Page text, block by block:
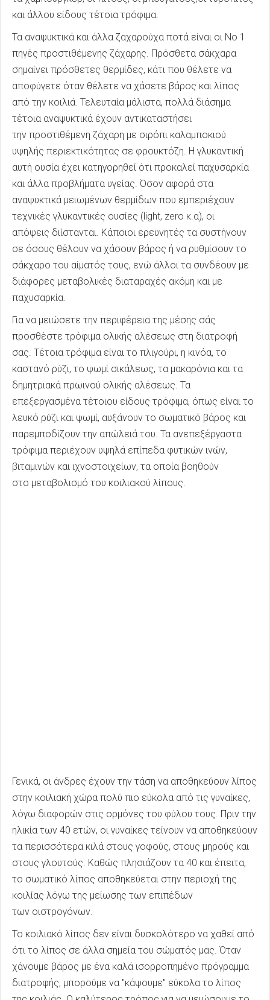
και άλλου είδους τέτοια τρόφιμα.
Τα αναψυκτικά και άλλα ζαχαρούχα ποτά είναι οι Νο 1
πηγές προστιθέμενης ζάχαρης. Πρόσθετα σάκχαρα
σημαίνει πρόσθετες θερμίδες, κάτι που θέλετε να
αποφύγετε όταν θέλετε να χάσετε βάρος και λίπος
από την κοιλιά. Τελευταία μάλιστα, πολλά διάσημα
τέτοια αναψυκτικά έχουν αντικαταστήσει
την προστιθέμενη ζάχαρη με σιρόπι καλαμποκιού
υψηλής περιεκτικότητας σε φρουκτόζη. Η γλυκαντική
αυτή ουσία έχει κατηγορηθεί ότι προκαλεί παχυσαρκία
και άλλα προβλήματα υγείας. Όσον αφορά στα
αναψυκτικά μειωμένων θερμίδων που εμπεριέχουν
τεχνικές γλυκαντικές ουσίες (light, zero κ.α), οι
απόψεις διίστανται. Κάποιοι ερευνητές τα συστήνουν
σε όσους θέλουν να χάσουν βάρος ή να ρυθμίσουν το
σάκχαρο του αίματός τους, ενώ άλλοι τα συνδέουν με
διάφορες μεταβολικές διαταραχές ακόμη και με
παχυσαρκία.
Για να μειώσετε την περιφέρεια της μέσης σάς
προσθέστε τρόφιμα ολικής αλέσεως στη διατροφή
σας. Τέτοια τρόφιμα είναι το πλιγούρι, η κινόα, το
καστανό ρύζι, το ψωμί σικάλεως, τα μακαρόνια και τα
δημητριακά πρωινού ολικής αλέσεως. Τα
επεξεργασμένα τέτοιου είδους τρόφιμα, όπως είναι το
λευκό ρύζι και ψωμί, αυξάνουν το σωματικό βάρος και
παρεμποδίζουν την απώλειά του. Τα ανεπεξέργαστα
τρόφιμα περιέχουν υψηλά επίπεδα φυτικών ινών,
βιταμινών και ιχνοστοιχείων, τα οποία βοηθούν
στο μεταβολισμό του κοιλιακού λίπους.
Γενικά, οι άνδρες έχουν την τάση να αποθηκεύουν λίπος
στην κοιλιακή χώρα πολύ πιο εύκολα από τις γυναίκες,
λόγω διαφορών στις ορμόνες του φύλου τους. Πριν την
ηλικία των 40 ετών, οι γυναίκες τείνουν να αποθηκεύουν
τα περισσότερα κιλά στους γοφούς, στους μηρούς και
στους γλουτούς. Καθώς πλησιάζουν τα 40 και έπειτα,
το σωματικό λίπος αποθηκεύεται στην περιοχή της
κοιλίας λόγω της μείωσης των επιπέδων
των οιστρογόνων.
Το κοιλιακό λίπος δεν είναι δυσκολότερο να χαθεί από
ότι το λίπος σε άλλα σημεία του σώματός μας. Όταν
χάνουμε βάρος με ένα καλά ισορροπημένο πρόγραμμα
διατροφής, μπορούμε να "κάψουμε" εύκολα το λίπος